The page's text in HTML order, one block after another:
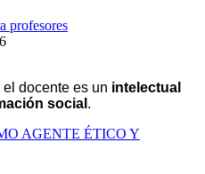
profesores
docente es un intelectual
social .
AGENTE ÉTICO Y